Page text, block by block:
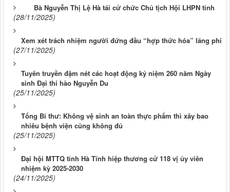
Bà Nguyễn Thị Lệ Hà tái cử chức Chủ tịch Hội LHPN tỉnh
(28/11/2025)
Xem xét trách nhiệm người đứng đầu “hợp thức hóa” lãng phí
(27/11/2025)
Tuyên truyền đậm nét các hoạt động kỷ niệm 260 năm Ngày
sinh Đại thi hào Nguyễn Du
(25/11/2025)
Tổng Bí thư: Không vệ sinh an toàn thực phẩm thì xây bao
nhiêu bệnh viện cũng không đủ
(25/11/2025)
Đại hội MTTQ tỉnh Hà Tĩnh hiệp thương cử 118 vị ủy viên
nhiệm kỳ 2025-2030
(24/11/2025)